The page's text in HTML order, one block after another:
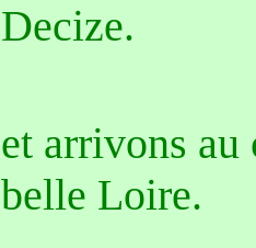
Decize.
et arrivons
belle Loire.